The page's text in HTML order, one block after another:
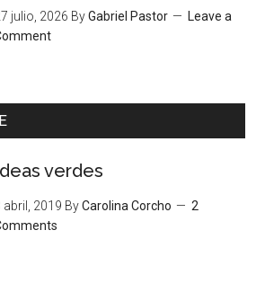
julio, 2026 ByGabriel Pastor
Leave a
verdes
abril, 2019 ByCarolina Corcho
2